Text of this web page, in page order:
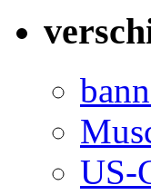
US-